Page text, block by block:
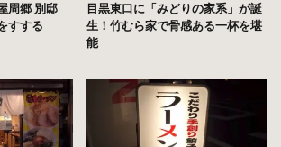
周郷 別邸
すする
目黒東口に「みどりの家系」が誕
生！竹むら家で骨感ある一杯を堪
能